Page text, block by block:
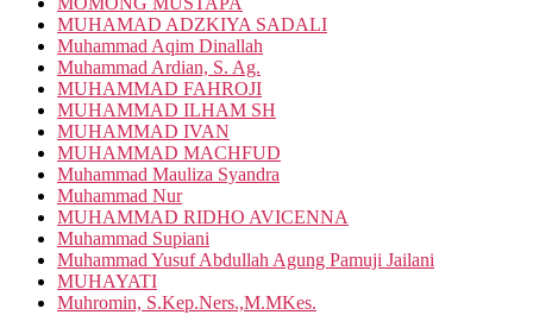
MUHAMAD ADZKIYA SADALI
Muhammad Aqim Dinallah
Muhammad Ardian, S. Ag.
MUHAMMAD FAHROJI
MUHAMMAD ILHAM SH
MUHAMMAD IVAN
MUHAMMAD MACHFUD
Muhammad Mauliza Syandra
Muhammad Nur
MUHAMMAD RIDHO AVICENNA
Muhammad Supiani
Muhammad Yusuf Abdullah Agung Pamuji Jailani
MUHAYATI
Muhromin, S.Kep.Ners.,M.MKes.